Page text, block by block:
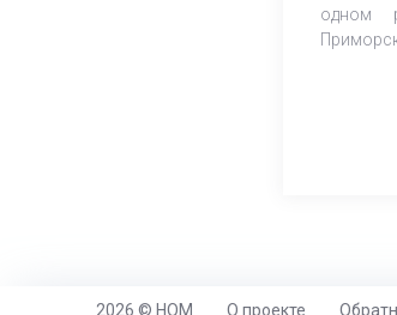
одном
2026 © НОМ О проекте